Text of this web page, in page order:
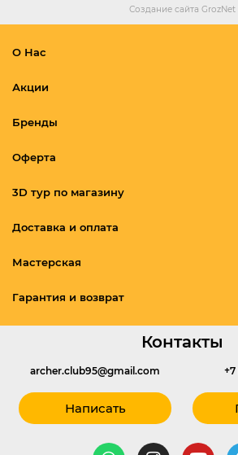
Создание сайта GrozNet
О Нас
Акции
Бренды
Оферта
3D тур по магазину
Доставка и оплата
Мастерская
Гарантия и возврат
Контакты
archer.club95@gmail.com
Написать